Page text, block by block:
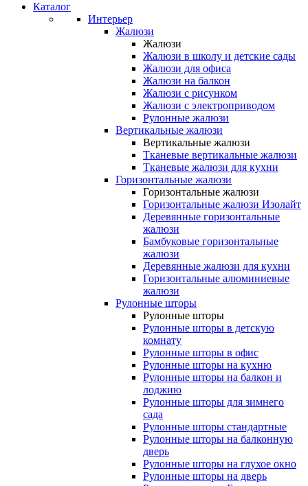
Каталог
Интерьер
Жалюзи
Жалюзи
Жалюзи в школу и детские сады
Жалюзи для офиса
Жалюзи на балкон
Жалюзи с рисунком
Жалюзи с электроприводом
Рулонные жалюзи
Вертикальные жалюзи
Вертикальные жалюзи
Тканевые вертикальные жалюзи
Тканевые жалюзи для кухни
Горизонтальные жалюзи
Горизонтальные жалюзи
Горизонтальные жалюзи Изолайт
Деревянные горизонтальные
жалюзи
Бамбуковые горизонтальные
жалюзи
Деревянные жалюзи для кухни
Горизонтальные алюминиевые
жалюзи
Рулонные шторы
Рулонные шторы
Рулонные шторы в детскую
комнату
Рулонные шторы в офис
Рулонные шторы на кухню
Рулонные шторы на балкон и
лоджию
Рулонные шторы для зимнего
сада
Рулонные шторы стандартные
Рулонные шторы на балконную
дверь
Рулонные шторы на глухое окно
Рулонные шторы на дверь